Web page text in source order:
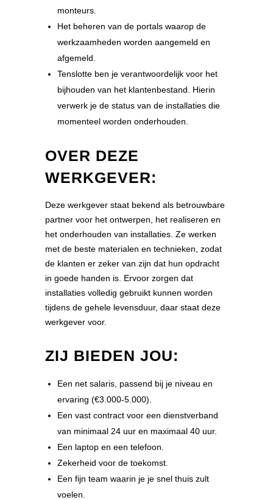
monteurs.
Het beheren van de portals waarop de
werkzaamheden worden aangemeld en
afgemeld.
Tenslotte ben je verantwoordelijk voor het
bijhouden van het klantenbestand. Hierin
verwerk je de status van de installaties die
momenteel worden onderhouden.
OVER DEZE
WERKGEVER:
Deze werkgever staat bekend als betrouwbare
partner voor het ontwerpen, het realiseren en
het onderhouden van installaties. Ze werken
met de beste materialen en technieken, zodat
de klanten er zeker van zijn dat hun opdracht
in goede handen is. Ervoor zorgen dat
installaties volledig gebruikt kunnen worden
tijdens de gehele levensduur, daar staat deze
werkgever voor.
ZIJ BIEDEN JOU:
Een net salaris, passend bij je niveau en
ervaring (€3.000-5.000).
Een vast contract voor een dienstverband
van minimaal 24 uur en maximaal 40 uur.
Een laptop en een telefoon.
Zekerheid voor de toekomst.
Een fijn team waarin je je snel thuis zult
voelen.